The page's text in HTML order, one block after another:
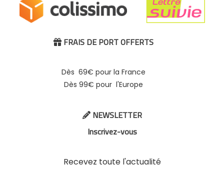
 FRAIS DE PORT OFFERTS
Dès 69€ pour la France
Dès 99€ pour l'Europe
NEWSLETTER
Inscrivez-vous
Recevez toute l'actualité